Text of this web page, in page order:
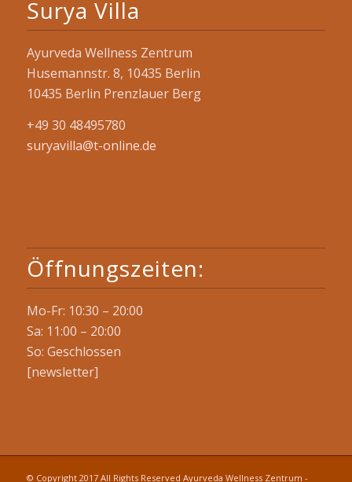
Surya Villa
Ayurveda Wellness Zentrum
Husemannstr. 8, 10435 Berlin
10435 Berlin Prenzlauer Berg
+49 30 48495780
suryavilla@t-online.de
Öffnungszeiten:
Mo-Fr: 10:30 – 20:00
Sa: 11:00 – 20:00
So: Geschlossen
[newsletter]
© Copyright 2017 All Rights Reserved Ayurveda Wellness Zentrum -